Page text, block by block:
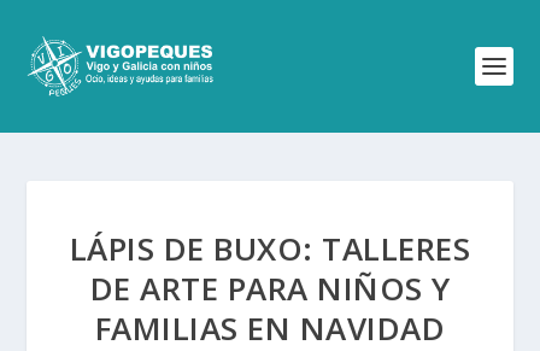
LÁPIS DE BUXO: TALLERES
DE ARTE PARA NIÑOS Y
FAMILIAS EN NAVIDAD